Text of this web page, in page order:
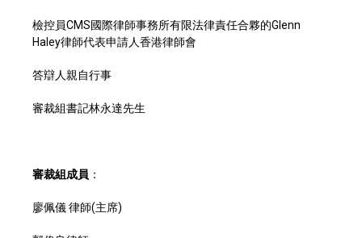
檢控員CMS國際律師事務所有限法律責任合夥的Glenn
Haley律師代表申請人香港律師會
答辯人親自行事
審裁組書記林永達先生
審裁組成員 ：
廖佩儀 律師(主席)